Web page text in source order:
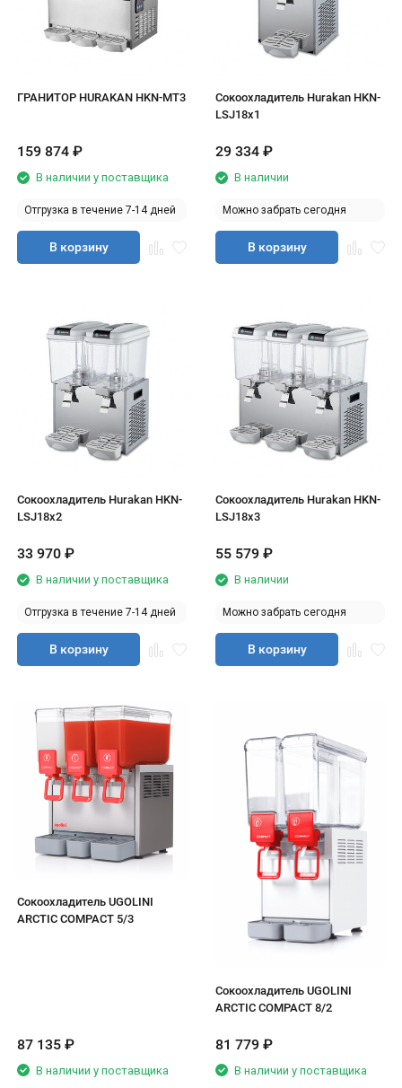
ГРАНИТОР HURAKAN HKN-MT3
159 874 ₽
В наличии у поставщика
Отгрузка в течение 7-14 дней
В корзину
Сокоохладитель Hurakan HKN-
LSJ18x1
29 334 ₽
В наличии
Можно забрать сегодня
В корзину
Сокоохладитель Hurakan HKN-
LSJ18x2
33 970 ₽
В наличии у поставщика
Отгрузка в течение 7-14 дней
В корзину
Сокоохладитель Hurakan HKN-
LSJ18x3
55 579 ₽
В наличии
Можно забрать сегодня
В корзину
Сокоохладитель UGOLINI
ARCTIC COMPACT 5/3
87 135 ₽
В наличии у поставщика
Сокоохладитель UGOLINI
ARCTIC COMPACT 8/2
81 779 ₽
В наличии у поставщика